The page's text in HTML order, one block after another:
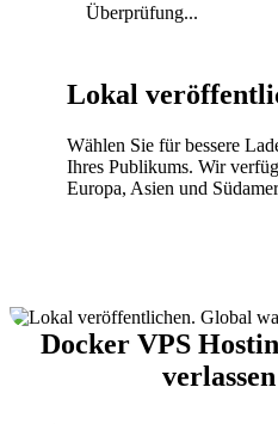
Überprüfung...
Lokal
Wählen Sie für bessere
Ihres Publikums. Wir
Europa, Asien und
Docker VPS